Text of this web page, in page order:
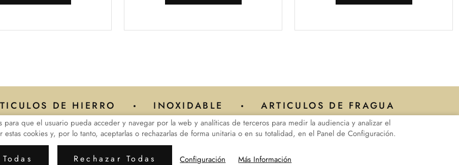
para que el usuario pueda acceder y navegar por la web y analíticas de terceros para medir la audiencia y analizar el
cookies y, por lo tanto, aceptarlas o rechazarlas de forma unitaria o en su totalidad, en el Panel de Configuración.
Rechazar Todas Configuración Más Información
DE HIERRO INOXIDABLE ARTICULOS DE FRAGUA
de Privacidad de Datos Política de Cookies
© 2024 - Diseño y programación porEdina.es